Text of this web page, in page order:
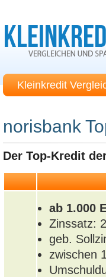
Kleinkredit
norisbank
Der Top-Kredit
ab 1.000
Zinssatz:
geb.
zwischen